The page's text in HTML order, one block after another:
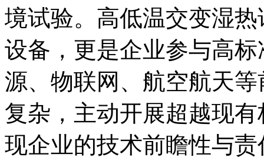
境试验。高低温交变湿
设备，更是企业参与高
源、物联网、航空航天
复杂，主动开展超越现
现企业的技术前瞻性与